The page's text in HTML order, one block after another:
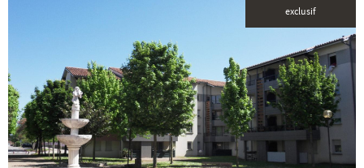
exclusif
voir le
bien